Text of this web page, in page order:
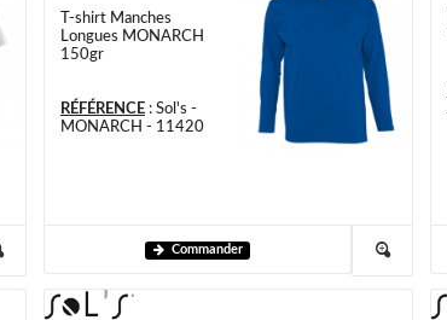
T-shirt Manches
Longues MONARCH
150gr
RÉFÉRENCE: Sol's -
MONARCH - 11420
Commander